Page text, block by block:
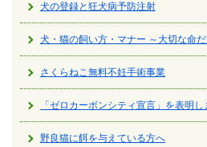
犬の登録と狂犬病予防注射
犬・猫の飼い方・マナー ～大切な命
さくらねこ無料不妊手術事業
「ゼロカーボンシティ宣言」を表明し
野良猫に餌を与えている方へ